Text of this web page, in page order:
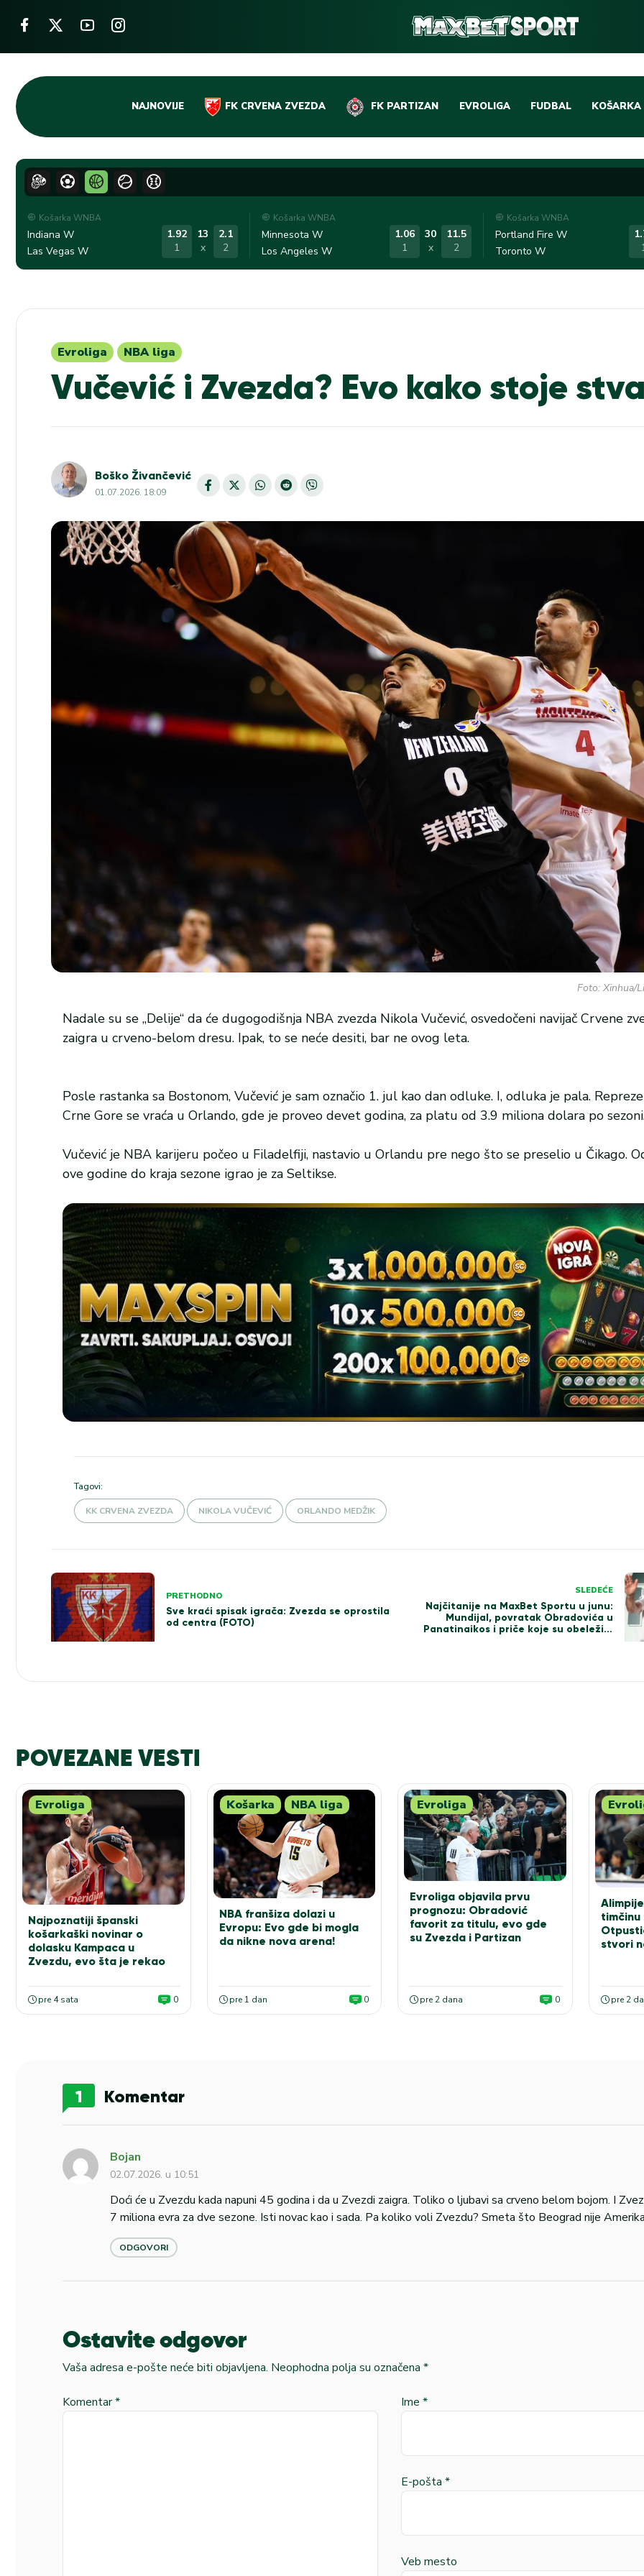
Skip
content
NAJNOVIJE FK CRVENA ZVEZDA FK PARTIZAN EVROLIGA FUDBAL
DOMAĆI FUDBAL
LIGE PETICE
OSTALE LIGE
KOŠARKA
EVROLIGA
ABA LIGA
Košarka WNBA
Indiana W
Las Vegas W
1.92
1
13
x
2.1
2
Košarka WNBA
Minnesota W
Los Angeles W
1.06
1
30
x
11.5
2
Košarka WNBA
Portland Fire W
Toronto W
Evroliga NBA liga
Vučević i Zvezda? Evo kako stoje
Boško Živančević
01.07.2026. 18:09
Foto: Xinhua/
Nadale su se „Delije“ da će dugogodišnja NBA zvezda Nikola Vučević, osvedočeni navijač Crvene
zaigra u crveno-belom dresu. Ipak, to se neće desiti, bar ne ovog leta.
Posle rastanka sa Bostonom, Vučević je sam označio 1. jul kao dan odluke. I, odluka je pala.
Crne Gore se vraća u Orlando, gde je proveo devet godina, za platu od 3.9 miliona dolara po
Vučević je NBA karijeru počeo u Filadelfiji, nastavio u Orlandu pre nego što se preselio u Čikago.
ove godine do kraja sezone igrao je za Seltikse.
Tagovi:
KK CRVENA ZVEZDA NIKOLA VUČEVIĆ ORLANDO MEDŽIK
Kretanje
članka
PRETHODNO
Sve kraći spisak igrača: Zvezda se oprostila
od centra (FOTO)
SLEDEĆE
Najčitanije na MaxBet Sportu u junu:
Mundijal, povratak Obradovića u
Panatinaikos i priče koje su obeležile
POVEZANE VESTI
Evroliga
Najpoznatiji španski
košarkaški novinar o
dolasku Kampaca u
Zvezdu, evo šta je rekao
pre 4 sata 0
Košarka NBA liga
NBA franšiza dolazi u
Evropu: Evo gde bi mogla
da nikne nova arena!
pre 1 dan 0
Evroliga
Evroliga objavila prvu
prognozu: Obradović
favorit za titulu, evo gde
su Zvezda i Partizan
pre 2 dana 0
timčinu
stvori
pre 2
1 Komentar
Bojan
02.07.2026. u 10:51
Doći će u Zvezdu kada napuni 45 godina i da u Zvezdi zaigra. Toliko o ljubavi sa crveno belom bojom. I
7 miliona evra za dve sezone. Isti novac kao i sada. Pa koliko voli Zvezdu? Smeta što Beograd nije
ODGOVORI
Ostavite odgovor
Vaša adresa e-pošte neće biti objavljena. Neophodna polja su označena *
Komentar* Ime *
E-pošta *
Veb mesto